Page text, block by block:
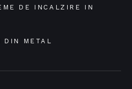
DE INCALZIRE IN
METAL